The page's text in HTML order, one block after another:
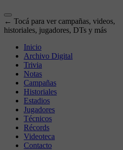
← Tocá para ver campañas, videos,
historiales, jugadores, DTs y más
Inicio
Archivo Digital
Trivia
Notas
Campañas
Historiales
Estadios
Jugadores
Técnicos
Récords
Videoteca
Contacto